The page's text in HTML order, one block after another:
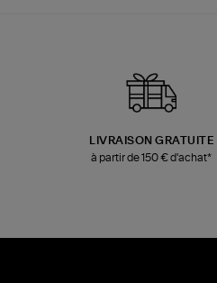
LIVRAISON GRATUITE
à partir de 150 € d'achat*